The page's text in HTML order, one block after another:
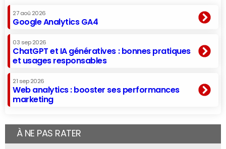
27 aoû 2026
Google Analytics GA4
03 sep 2026
ChatGPT et IA génératives : bonnes pratiques
et usages responsables
21 sep 2026
Web analytics : booster ses performances
marketing
À NE PAS RATER